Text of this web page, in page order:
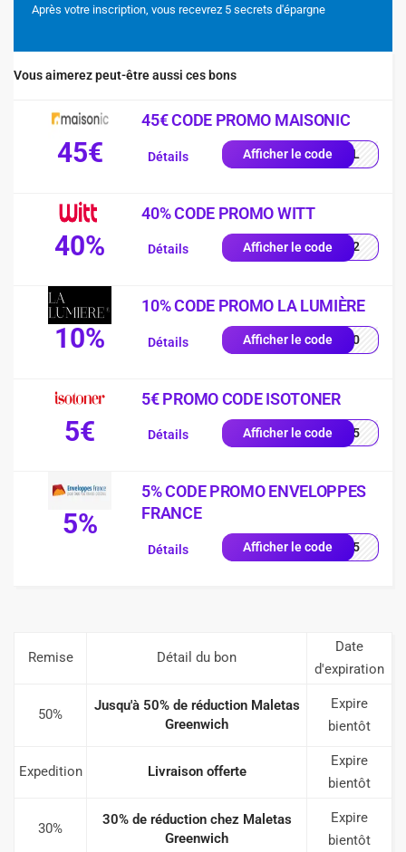
Après votre inscription, vous recevrez 5 secrets d'épargne
Vous aimerez peut-être aussi ces bons
45€
45€ CODE PROMO MAISONIC
Afficher le codeLEIL
Détails
40%
40% CODE PROMO WITT
Afficher le code2102
Détails
10%
10% CODE PROMO LA LUMIÈRE
Afficher le codeYS10
Détails
5€
5€ PROMO CODE ISOTONER
Afficher le code2605
Détails
5%
5% CODE PROMO ENVELOPPES
FRANCE
Afficher le codeRST5
Détails
Remise Détail du bon
Date
d'expiration
50%
Jusqu'à 50% de réduction Maletas
Greenwich
Expire
bientôt
Expedition Livraison offerte
Expire
bientôt
30%
30% de réduction chez Maletas
Greenwich
Expire
bientôt